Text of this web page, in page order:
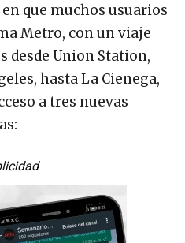
que muchos usuarios
Metro, con un viaje
desde Union Station,
hasta La Cienega,
a tres nuevas